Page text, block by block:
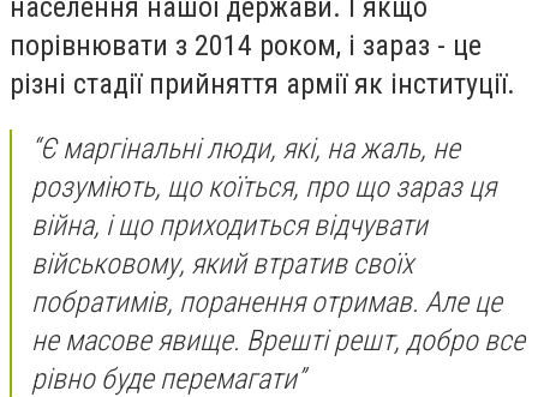
населення нашої держави. І якщо
порівнювати з 2014 роком, і зараз - це
різні стадії прийняття армії як інституції.
“Є маргінальні люди, які, на жаль, не
розуміють, що коїться, про що зараз ця
війна, і що приходиться відчувати
військовому, який втратив своїх
побратимів, поранення отримав. Але це
не масове явище. Врешті решт, добро все
рівно буде перемагати”